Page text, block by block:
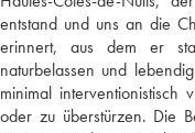
entstand und uns an die
erinnert, aus dem er
naturbelassen und
minimal
oder zu überstürzen. Die